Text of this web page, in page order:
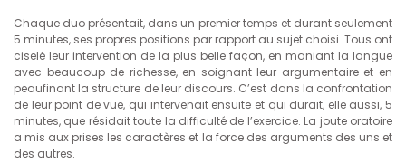
Chaque duo présentait, dans un premier temps et durant seulement
5 minutes, ses propres positions par rapport au sujet choisi. Tous ont
ciselé leur intervention de la plus belle façon, en maniant la langue
avec beaucoup de richesse, en soignant leur argumentaire et en
peaufinant la structure de leur discours. C’est dans la confrontation
de leur point de vue, qui intervenait ensuite et qui durait, elle aussi, 5
minutes, que résidait toute la difficulté de l’exercice. La joute oratoire
a mis aux prises les caractères et la force des arguments des uns et
des autres.